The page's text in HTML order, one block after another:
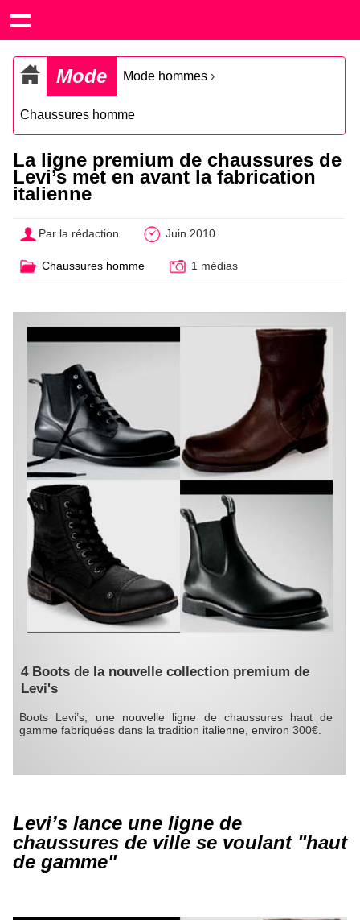
Mode Mode hommes ›
Chaussures homme
La ligne premium de chaussures de
Levi’s met en avant la fabrication
italienne
Par la rédaction Juin 2010
Chaussures homme 1 médias
4 Boots de la nouvelle collection premium de
Levi's
Boots Levi’s, une nouvelle ligne de chaussures haut de
gamme fabriquées dans la tradition italienne, environ 300€.
Levi’s lance une ligne de
chaussures de ville se voulant "haut
de gamme"